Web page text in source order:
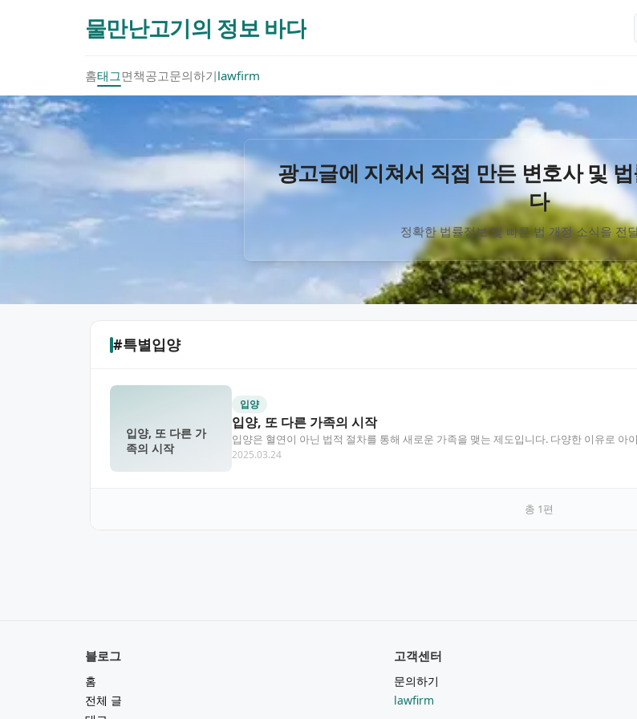
물만난고기의 정보 바다
홈태그면책공고문의하기lawfirm
광고글에 지쳐서 직접 만든 변호사 및
다
정확한 법률정보 및 빠른 법 개정 소식을 전
#특별입양
입양, 또 다른 가
족의 시작
입양
입양, 또 다른 가족의 시작
입양은 혈연이 아닌 법적 절차를 통해 새로운 가족을 맺는 제도입니다. 다양한 이유로
를 채워주는 중요한…
2025.03.24
총 1편
블로그
홈
전체 글
고객센터
문의하기
lawfirm